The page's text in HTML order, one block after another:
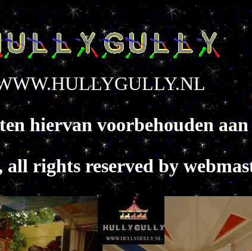
hiervan voorbehouden
rights reserved by